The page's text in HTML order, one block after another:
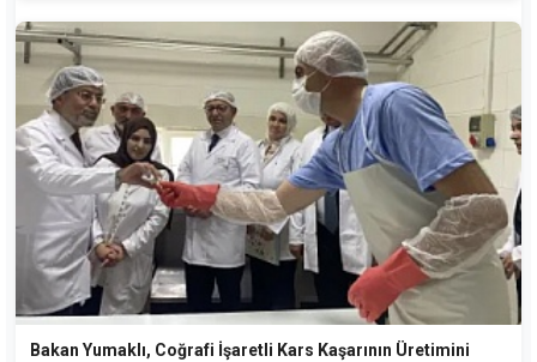
Bakan Yumaklı, Coğrafi İşaretli Kars Kaşarının Üretimini